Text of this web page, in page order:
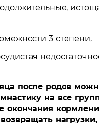
3 степени,
после родов
на все
окончания
нагрузки,